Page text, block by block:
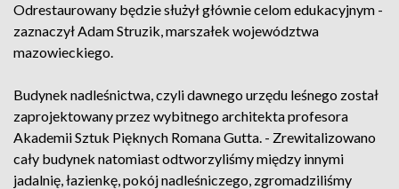
Odrestaurowany będzie służył głównie celom edukacyjnym -
zaznaczył Adam Struzik, marszałek województwa
mazowieckiego.
Budynek nadleśnictwa, czyli dawnego urzędu leśnego został
zaprojektowany przez wybitnego architekta profesora
Akademii Sztuk Pięknych Romana Gutta. - Zrewitalizowano
cały budynek natomiast odtworzyliśmy między innymi
jadalnię, łazienkę, pokój nadleśniczego, zgromadziliśmy